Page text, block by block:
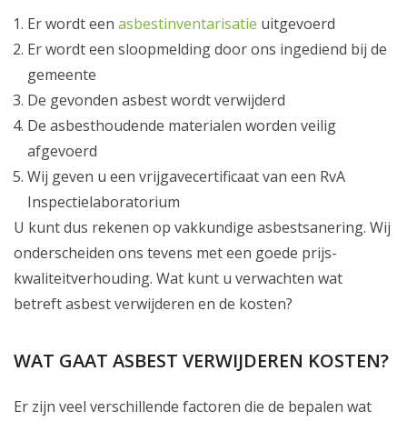
Er wordt een asbestinventarisatie uitgevoerd
Er wordt een sloopmelding door ons ingediend bij de
gemeente
De gevonden asbest wordt verwijderd
De asbesthoudende materialen worden veilig
afgevoerd
Wij geven u een vrijgavecertificaat van een RvA
Inspectielaboratorium
U kunt dus rekenen op vakkundige asbestsanering. Wij
onderscheiden ons tevens met een goede prijs-
kwaliteitverhouding. Wat kunt u verwachten wat
betreft asbest verwijderen en de kosten?
WAT GAAT ASBEST VERWIJDEREN KOSTEN?
Er zijn veel verschillende factoren die de bepalen wat